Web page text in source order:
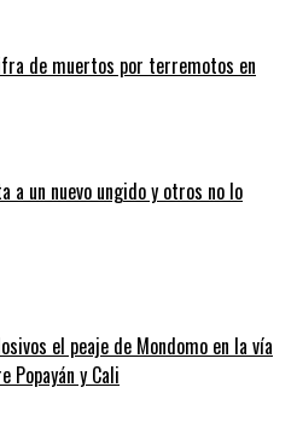
de muertos por terremotos en
a un nuevo ungido y otros no lo
el peaje de Mondomo en la vía
Popayán y Cali